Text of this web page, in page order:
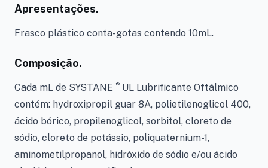
Apresentações.
Frasco plástico conta-gotas contendo 10mL.
Composição.
Cada mL de SYSTANE ® UL Lubrificante Oftálmico
contém: hydroxipropil guar 8A, polietilenoglicol 400,
ácido bórico, propilenoglicol, sorbitol, cloreto de
sódio, cloreto de potássio, poliquaternium-1,
aminometilpropanol, hidróxido de sódio e/ou ácido